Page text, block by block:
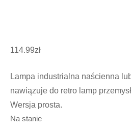
114.99zł
Lampa industrialna naścienna
nawiązuje do retro lamp
Wersja prosta.
Na stanie